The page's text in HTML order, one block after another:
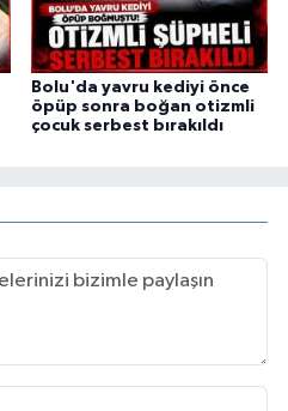
Bolu'da yavru kediyi önce
öpüp sonra boğan otizmli
çocuk serbest bırakıldı